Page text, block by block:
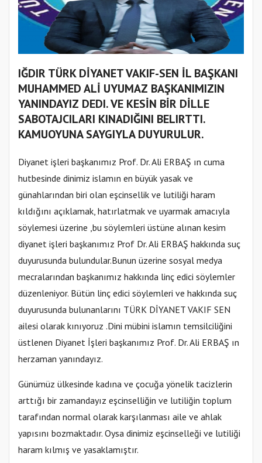
IĞDIR TÜRK DİYANET VAKIF-SEN İL BAŞKANI
MUHAMMED ALİ UYUMAZ BAŞKANIMIZIN
YANINDAYIZ DEDI. VE KESİN BİR DİLLE
SABOTAJCILARI KINADIĞINI BELIRTTI.
KAMUOYUNA SAYGIYLA DUYURULUR.
Diyanet işleri başkanımız Prof. Dr. Ali ERBAŞ ın cuma
hutbesinde dinimiz islamın en büyük yasak ve
günahlarından biri olan eşcinsellik ve lutiliği haram
kıldığını açıklamak, hatırlatmak ve uyarmak amacıyla
söylemesi üzerine ,bu söylemleri üstüne alınan kesim
diyanet işleri başkanımız Prof Dr. Ali ERBAŞ hakkında suç
duyurusunda bulundular.Bunun üzerine sosyal medya
mecralarından başkanımız hakkında linç edici söylemler
düzenleniyor. Bütün linç edici söylemleri ve hakkında suç
duyurusunda bulunanlarını TÜRK DİYANET VAKIF SEN
ailesi olarak kınıyoruz .Dini mübini islamın temsilciliğini
üstlenen Diyanet İşleri başkanımız Prof. Dr. Ali ERBAŞ ın
herzaman yanındayız.
Günümüz ülkesinde kadına ve çocuğa yönelik tacizlerin
arttığı bir zamandayız eşcinselliğin ve lutiliğin toplum
tarafından normal olarak karşılanması aile ve ahlak
yapısını bozmaktadır. Oysa dinimiz eşcinselleği ve lutiliği
haram kılmış ve yasaklamıştır.